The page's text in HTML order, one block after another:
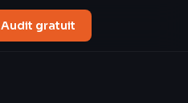
Audit gratuit